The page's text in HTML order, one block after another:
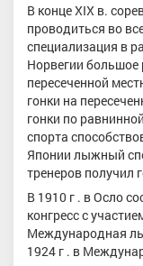
В конце XIX в.
проводиться во
специализация в
Норвегии большое
пересеченной
гонки на
гонки по
спорта
Японии лыжный
тренеров получил
В 1910 г . в Осло
конгресс с
Международная
1924 г . в